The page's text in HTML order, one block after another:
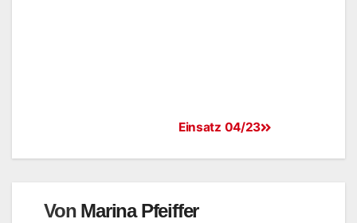
Einsatz 04/23
Von Marina Pfeiffer